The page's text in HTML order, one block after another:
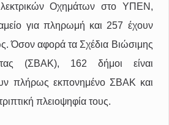
Οχημάτων στο ΥΠΕΝ,
για πληρωμή και 257 έχουν
Όσον αφορά τα Σχέδια Βιώσιμης
(ΣΒΑΚ), 162 δήμοι είναι
πλήρως εκπονημένο ΣΒΑΚ και
πλειοψηφία τους.